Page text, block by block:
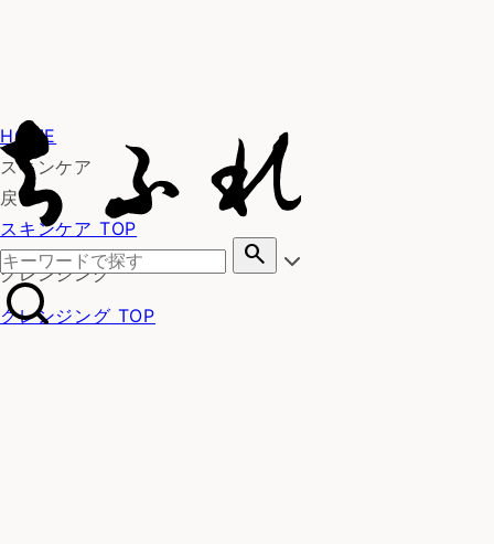
search
HOME
スキンケア
戻る
スキンケア TOP
クレンジング
クレンジング TOP